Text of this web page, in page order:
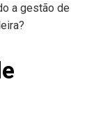
a gestão de